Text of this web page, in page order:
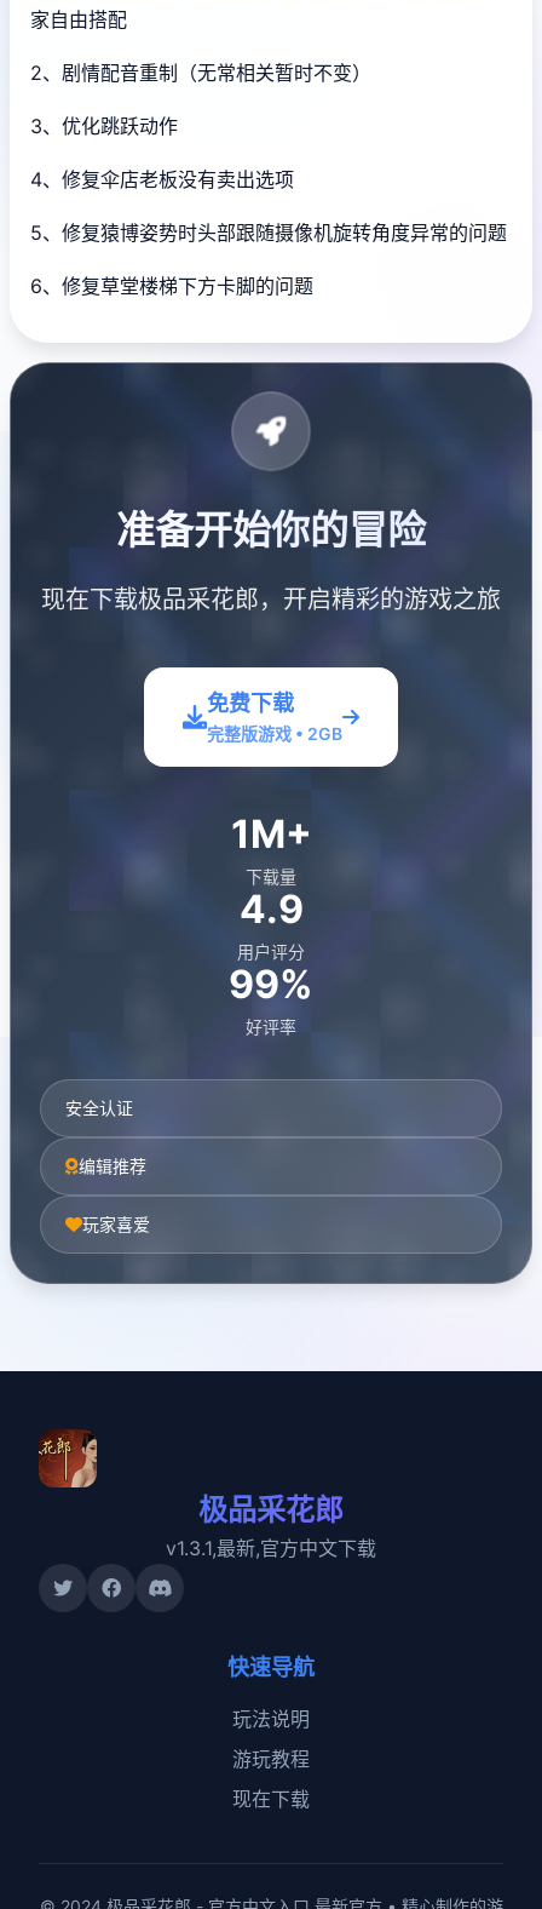
家自由搭配
2、剧情配音重制（无常相关暂时不变）
3、优化跳跃动作
4、修复伞店老板没有卖出选项
5、修复猿博姿势时头部跟随摄像机旋转角度异常的问题
6、修复草堂楼梯下方卡脚的问题
准备开始你的冒险
现在下载极品采花郎，开启精彩的游戏之旅
免费下载
完整版游戏 • 2GB
1M+
下载量
4.9
用户评分
99%
好评率
安全认证
编辑推荐
玩家喜爱
极品采花郎
v1.3.1,最新,官方中文下载
快速导航
玩法说明
游玩教程
现在下载